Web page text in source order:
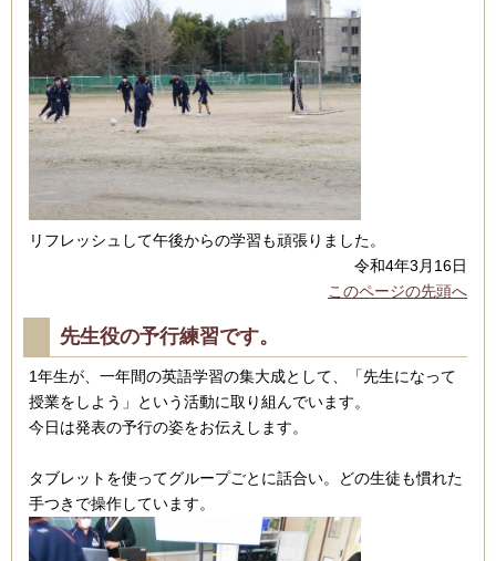
リフレッシュして午後からの学習も頑張りました。
令和4年3月16日
このページの先頭へ
先生役の予行練習です。
1年生が、一年間の英語学習の集大成として、「先生になって
授業をしよう」という活動に取り組んでいます。
今日は発表の予行の姿をお伝えします。
タブレットを使ってグループごとに話合い。どの生徒も慣れた
手つきで操作しています。